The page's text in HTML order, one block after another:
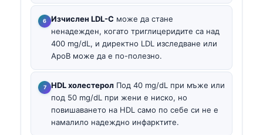
Изчислен LDL-C може да стане
ненадежден, когато триглицеридите са над
400 mg/dL, и директно LDL изследване или
ApoB може да е по-полезно.
HDL холестерол Под 40 mg/dL при мъже или
под 50 mg/dL при жени е ниско, но
повишаването на HDL само по себе си не е
намалило надеждно инфарктите.